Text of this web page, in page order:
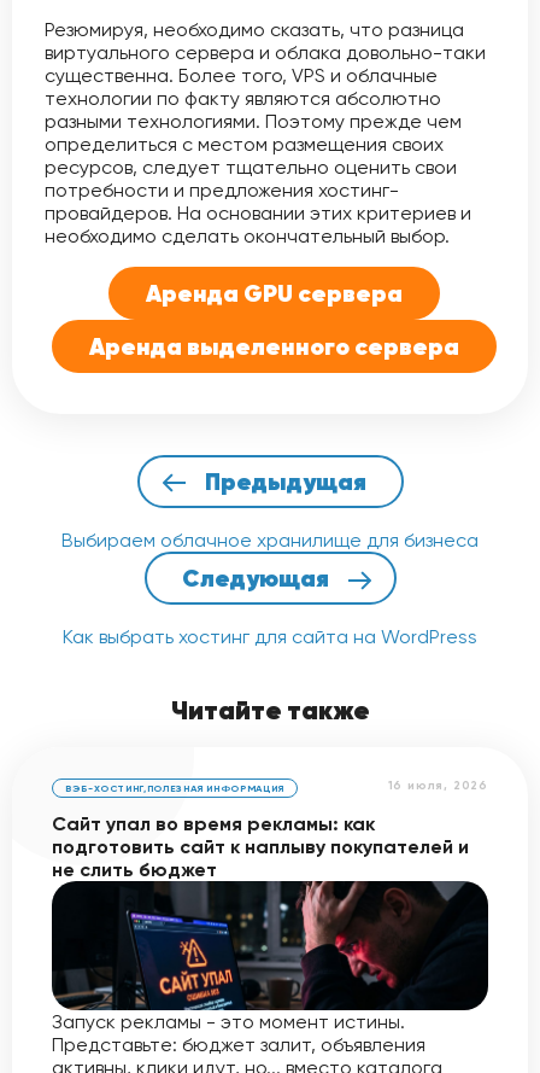
Резюмируя, необходимо сказать, что разница
виртуального сервера и облака довольно-таки
существенна. Более того, VPS и облачные
технологии по факту являются абсолютно
разными технологиями. Поэтому прежде чем
определиться с местом размещения своих
ресурсов, следует тщательно оценить свои
потребности и предложения хостинг-
провайдеров. На основании этих критериев и
необходимо сделать окончательный выбор.
Аренда GPU сервера
Аренда выделенного сервера
Предыдущая
Выбираем облачное хранилище для бизнеса
Следующая
Как выбрать хостинг для сайта на WordPress
Читайте также
16 июля, 2026
ВЭБ-ХОСТИНГ,ПОЛЕЗНАЯ ИНФОРМАЦИЯ
Сайт упал во время рекламы: как
подготовить сайт к наплыву покупателей и
не слить бюджет
Запуск рекламы - это момент истины.
Представьте: бюджет залит, объявления
активны, клики идут, но... вместо каталога